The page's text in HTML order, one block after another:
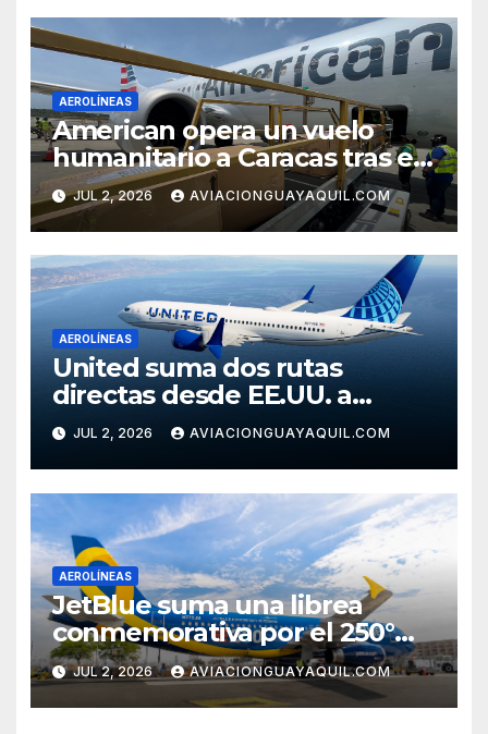
AEROLÍNEAS
American opera un vuelo
humanitario a Caracas tras el
terremoto en Venezuela
JUL 2, 2026 AVIACIONGUAYAQUIL.COM
AEROLÍNEAS
United suma dos rutas
directas desde EE.UU. a
Cartagena
JUL 2, 2026 AVIACIONGUAYAQUIL.COM
AEROLÍNEAS
JetBlue suma una librea
conmemorativa por el 250°
aniversario de Estados Unidos
JUL 2, 2026 AVIACIONGUAYAQUIL.COM